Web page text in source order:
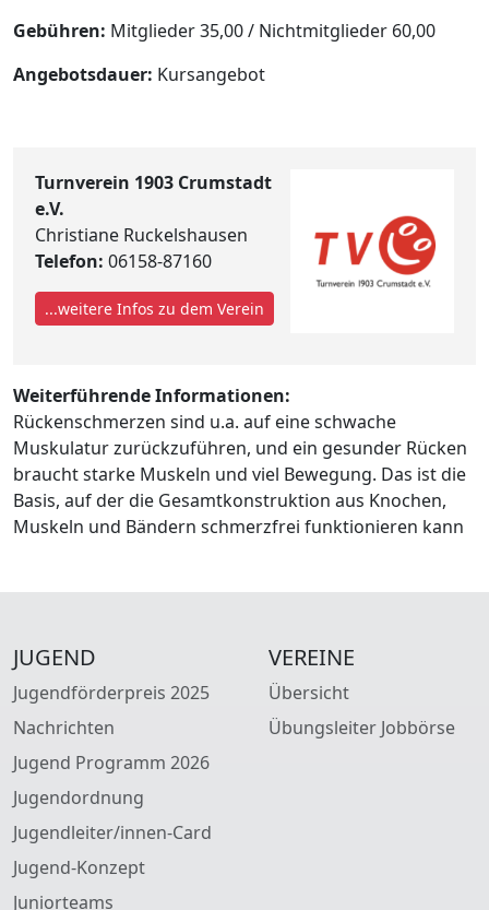
Gebühren: Mitglieder 35,00 / Nichtmitglieder 60,00
Angebotsdauer: Kursangebot
Turnverein 1903 Crumstadt
e.V.
Christiane Ruckelshausen
Telefon: 06158-87160
...weitere Infos zu dem Verein
Weiterführende Informationen:
Rückenschmerzen sind u.a. auf eine schwache
Muskulatur zurückzuführen, und ein gesunder Rücken
braucht starke Muskeln und viel Bewegung. Das ist die
Basis, auf der die Gesamtkonstruktion aus Knochen,
Muskeln und Bändern schmerzfrei funktionieren kann
JUGEND
Jugendförderpreis 2025
Nachrichten
Jugend Programm 2026
Jugendordnung
Jugendleiter/innen-Card
Jugend-Konzept
Juniorteams
VEREINE
Übersicht
Übungsleiter Jobbörse